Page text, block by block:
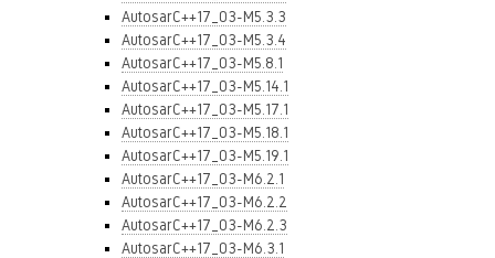
AutosarC++17_03-M5.3.3
AutosarC++17_03-M5.3.4
AutosarC++17_03-M5.8.1
AutosarC++17_03-M5.14.1
AutosarC++17_03-M5.17.1
AutosarC++17_03-M5.18.1
AutosarC++17_03-M5.19.1
AutosarC++17_03-M6.2.1
AutosarC++17_03-M6.2.2
AutosarC++17_03-M6.2.3
AutosarC++17_03-M6.3.1